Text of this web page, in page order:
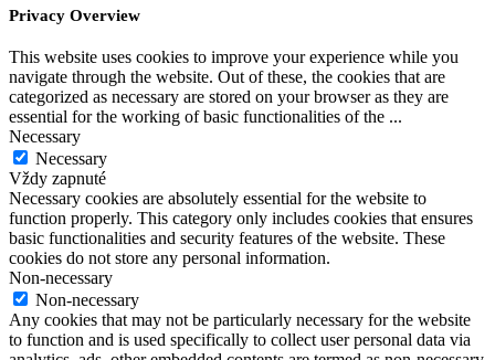
Privacy Overview
This website uses cookies to improve your experience while you
navigate through the website. Out of these, the cookies that are
categorized as necessary are stored on your browser as they are
essential for the working of basic functionalities of the ...
Necessary
Necessary
Vždy zapnuté
Necessary cookies are absolutely essential for the website to
function properly. This category only includes cookies that ensures
basic functionalities and security features of the website. These
cookies do not store any personal information.
Non-necessary
Non-necessary
Any cookies that may not be particularly necessary for the website
to function and is used specifically to collect user personal data via